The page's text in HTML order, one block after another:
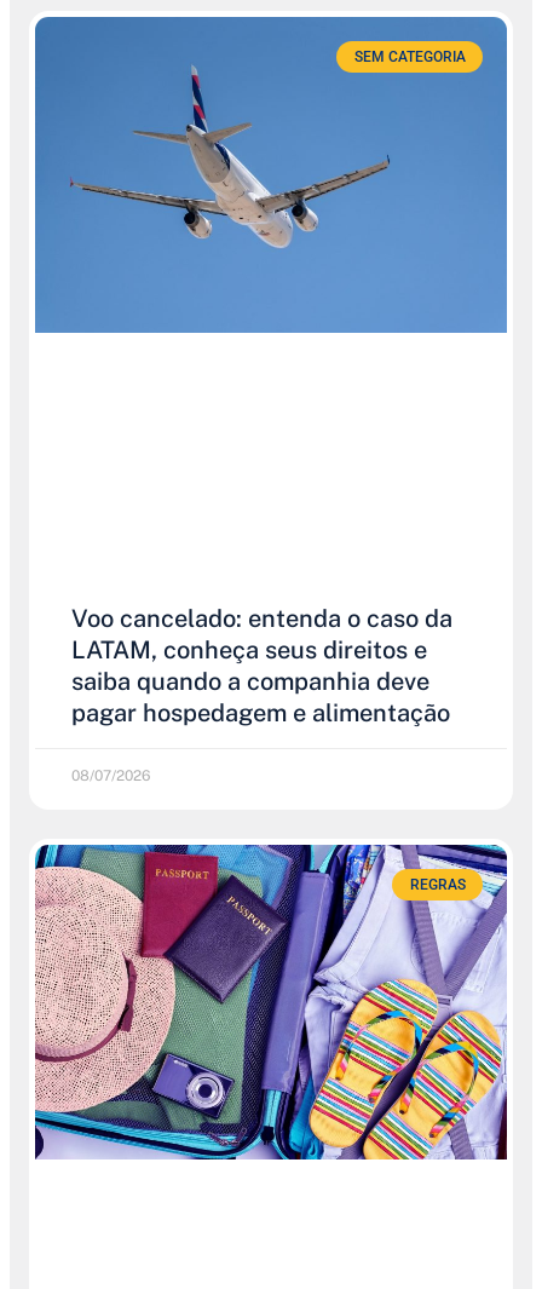
SEM CATEGORIA
Voo cancelado: entenda o caso da
LATAM, conheça seus direitos e
saiba quando a companhia deve
pagar hospedagem e alimentação
08/07/2026
REGRAS